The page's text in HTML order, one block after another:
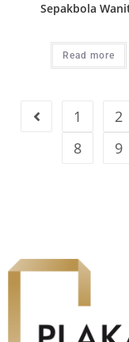
Sepakbola
Read more
1 2
8
9